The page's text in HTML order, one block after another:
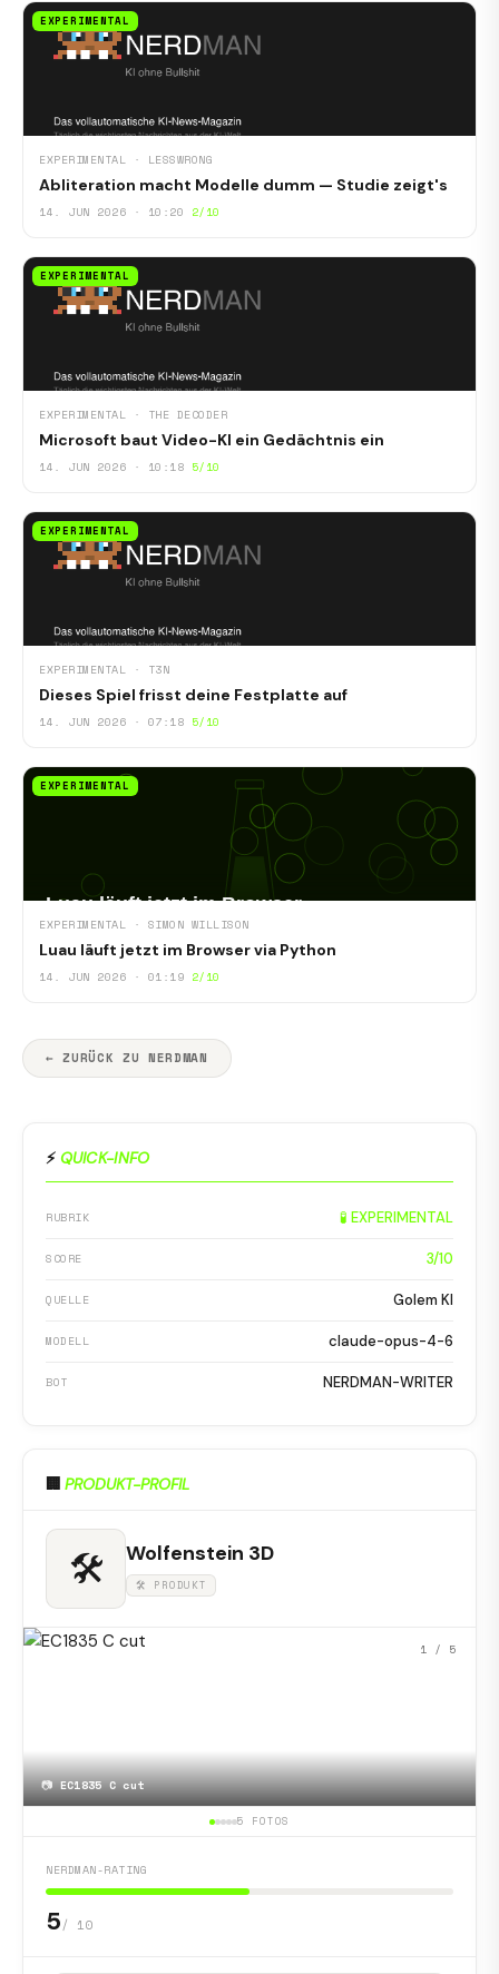
EXPERIMENTAL
EXPERIMENTAL · LESSWRONG
Abliteration macht Modelle dumm — Studie zeigt's
14. JUN 2026 · 10:20 2/10
EXPERIMENTAL
EXPERIMENTAL · THE DECODER
Microsoft baut Video-KI ein Gedächtnis ein
14. JUN 2026 · 10:18 5/10
EXPERIMENTAL
EXPERIMENTAL · T3N
Dieses Spiel frisst deine Festplatte auf
14. JUN 2026 · 07:18 5/10
EXPERIMENTAL
EXPERIMENTAL · SIMON WILLISON
Luau läuft jetzt im Browser via Python
14. JUN 2026 · 01:19 2/10
← ZURÜCK ZU NERDMAN
⚡ QUICK-INFO
RUBRIK 🧪 EXPERIMENTAL
SCORE 3/10
QUELLE Golem KI
MODELL claude-opus-4-6
BOT NERDMAN-WRITER
🏢 PRODUKT-PROFIL
🛠 Wolfenstein 3D
🛠 PRODUKT
📷EC1835 C cut
1 / 5
5 FOTOS
NERDMAN-RATING
5/ 10